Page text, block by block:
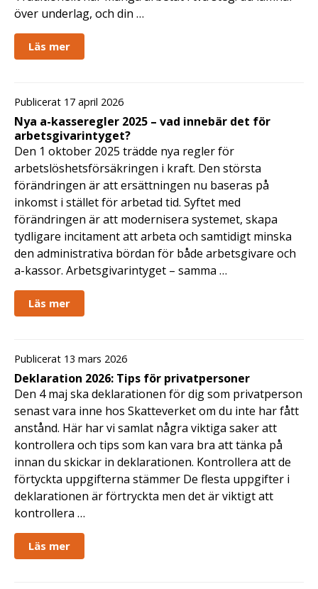
över underlag, och din …
Läs mer
Publicerat 17 april 2026
Nya a-kasseregler 2025 – vad innebär det för
arbetsgivarintyget?
Den 1 oktober 2025 trädde nya regler för
arbetslöshetsförsäkringen i kraft. Den största
förändringen är att ersättningen nu baseras på
inkomst i stället för arbetad tid. Syftet med
förändringen är att modernisera systemet, skapa
tydligare incitament att arbeta och samtidigt minska
den administrativa bördan för både arbetsgivare och
a-kassor. Arbetsgivarintyget – samma …
Läs mer
Publicerat 13 mars 2026
Deklaration 2026: Tips för privatpersoner
Den 4 maj ska deklarationen för dig som privatperson
senast vara inne hos Skatteverket om du inte har fått
anstånd. Här har vi samlat några viktiga saker att
kontrollera och tips som kan vara bra att tänka på
innan du skickar in deklarationen. Kontrollera att de
förtyckta uppgifterna stämmer De flesta uppgifter i
deklarationen är förtryckta men det är viktigt att
kontrollera …
Läs mer